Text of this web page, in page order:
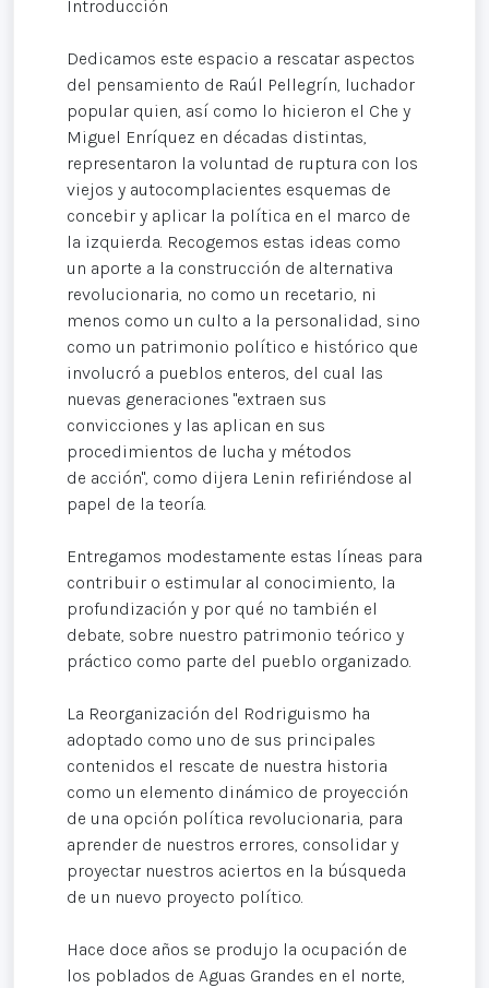
Introducción
Dedicamos este espacio a rescatar aspectos
del pensamiento de Raúl Pellegrín, luchador
popular quien, así como lo hicieron el Che y
Miguel Enríquez en décadas distintas,
representaron la voluntad de ruptura con los
viejos y autocomplacientes esquemas de
concebir y aplicar la política en el marco de
la izquierda. Recogemos estas ideas como
un aporte a la construcción de alternativa
revolucionaria, no como un recetario, ni
menos como un culto a la personalidad, sino
como un patrimonio político e histórico que
involucró a pueblos enteros, del cual las
nuevas generaciones "extraen sus
convicciones y las aplican en sus
procedimientos de lucha y métodos
de acción", como dijera Lenin refiriéndose al
papel de la teoría.
Entregamos modestamente estas líneas para
contribuir o estimular al conocimiento, la
profundización y por qué no también el
debate, sobre nuestro patrimonio teórico y
práctico como parte del pueblo organizado.
La Reorganización del Rodriguismo ha
adoptado como uno de sus principales
contenidos el rescate de nuestra historia
como un elemento dinámico de proyección
de una opción política revolucionaria, para
aprender de nuestros errores, consolidar y
proyectar nuestros aciertos en la búsqueda
de un nuevo proyecto político.
Hace doce años se produjo la ocupación de
los poblados de Aguas Grandes en el norte,